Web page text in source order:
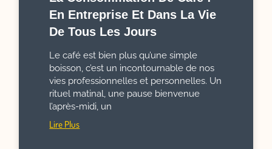
En Entreprise Et Dans La Vie
De Tous Les Jours
Le café est bien plus qu’une simple
boisson, c’est un incontournable de nos
vies professionnelles et personnelles. Un
rituel matinal, une pause bienvenue
l’après-midi, un
Lire Plus